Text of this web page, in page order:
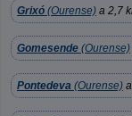
Grixó (Ourense) a 2,7
Gomesende (Ourense)
Pontedeva (Ourense)